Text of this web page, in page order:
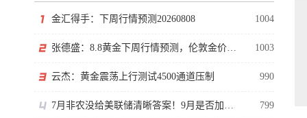
金汇得手：下周行情预测20260808 1004
张德盛：8.8黄金下周行情预测，伦敦金价格走势分析操作策略 1003
云杰：黄金震荡上行测试4500通道压制 990
7月非农没给美联储清晰答案！9月是否加息还得看通胀 799